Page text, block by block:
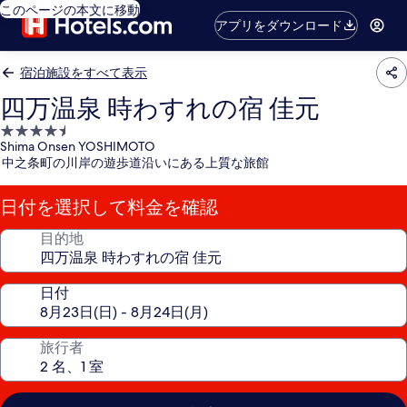
このページの本文に移動
アプリをダウンロード
宿泊施設をすべて表示
四万温泉 時わすれの宿 佳元
4.5
つ
星
宿
泊
施
Shima Onsen YOSHIMOTO
中之条町の川岸の遊歩道沿いにある上質な旅館
日付を選択して料金を確認
目的地
日付
旅行者